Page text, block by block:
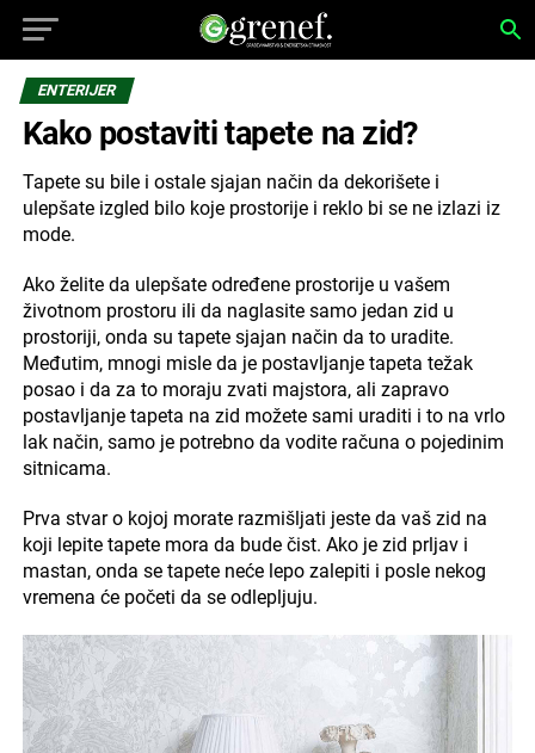
ENTERIJER
Kako postaviti tapete na zid?
Tapete su bile i ostale sjajan način da dekorišete i
ulepšate izgled bilo koje prostorije i reklo bi se ne izlazi iz
mode.
Ako želite da ulepšate određene prostorije u vašem
životnom prostoru ili da naglasite samo jedan zid u
prostoriji, onda su tapete sjajan način da to uradite.
Međutim, mnogi misle da je postavljanje tapeta težak
posao i da za to moraju zvati majstora, ali zapravo
postavljanje tapeta na zid možete sami uraditi i to na vrlo
lak način, samo je potrebno da vodite računa o pojedinim
sitnicama.
Prva stvar o kojoj morate razmišljati jeste da vaš zid na
koji lepite tapete mora da bude čist. Ako je zid prljav i
mastan, onda se tapete neće lepo zalepiti i posle nekog
vremena će početi da se odlepljuju.